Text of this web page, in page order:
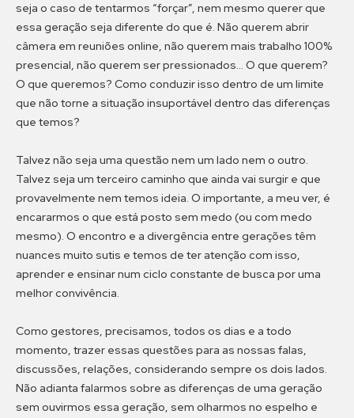
seja o caso de tentarmos “forçar”, nem mesmo querer que
essa geração seja diferente do que é. Não querem abrir
câmera em reuniões online, não querem mais trabalho 100%
presencial, não querem ser pressionados… O que querem?
O que queremos? Como conduzir isso dentro de um limite
que não torne a situação insuportável dentro das diferenças
que temos?
Talvez não seja uma questão nem um lado nem o outro.
Talvez seja um terceiro caminho que ainda vai surgir e que
provavelmente nem temos ideia. O importante, a meu ver, é
encararmos o que está posto sem medo (ou com medo
mesmo). O encontro e a divergência entre gerações têm
nuances muito sutis e temos de ter atenção com isso,
aprender e ensinar num ciclo constante de busca por uma
melhor convivência.
Como gestores, precisamos, todos os dias e a todo
momento, trazer essas questões para as nossas falas,
discussões, relações, considerando sempre os dois lados.
Não adianta falarmos sobre as diferenças de uma geração
sem ouvirmos essa geração, sem olharmos no espelho e